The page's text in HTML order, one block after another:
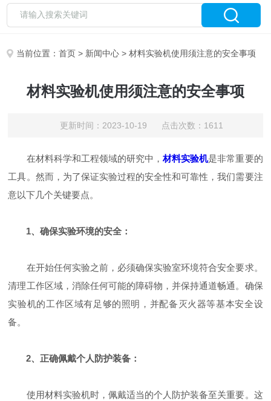
当前位置：首页 > 新闻中心 > 材料实验机使用须注意的安全事项
材料实验机使用须注意的安全事项
更新时间：2023-10-19 点击次数：1611
在材料科学和工程领域的研究中，材料实验机是非常重要的
工具。然而，为了保证实验过程的安全性和可靠性，我们需要注
意以下几个关键要点。
1、确保实验环境的安全：
在开始任何实验之前，必须确保实验室环境符合安全要求。
清理工作区域，消除任何可能的障碍物，并保持通道畅通。确保
实验机的工作区域有足够的照明，并配备灭火器等基本安全设
备。
2、正确佩戴个人防护装备：
使用材料实验机时，佩戴适当的个人防护装备至关重要。这